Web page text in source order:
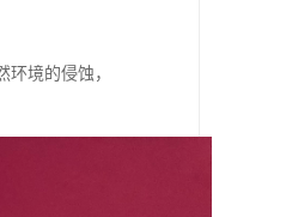
境的侵蚀，